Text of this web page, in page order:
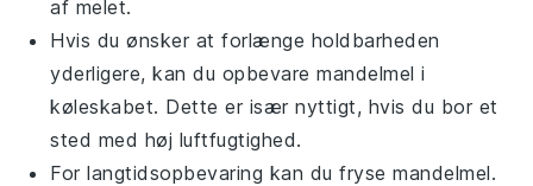
af melet.
Hvis du ønsker at forlænge holdbarheden
yderligere, kan du opbevaremandelmel i
køleskabet. Dette er især nyttigt, hvis du bor et
sted med høj luftfugtighed.
For langtidsopbevaring kan du frysemandelmel.